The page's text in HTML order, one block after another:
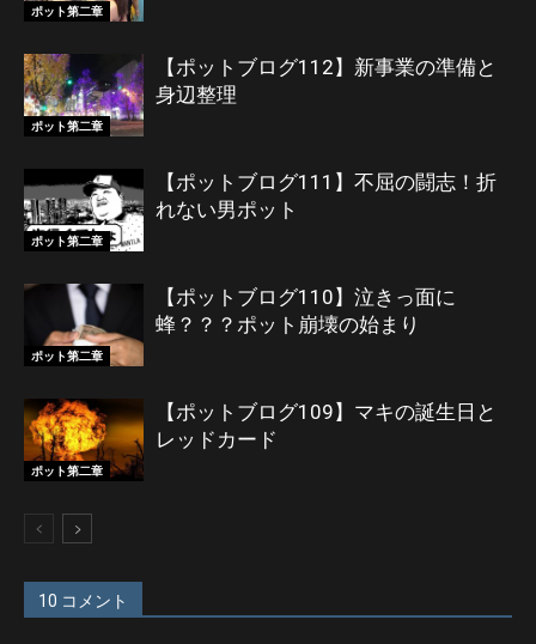
ポット第二章
ポット第二章
【ポットブログ112】新事業の準備と
身辺整理
ポット第二章
【ポットブログ111】不屈の闘志！折
れない男ポット
ポット第二章
【ポットブログ110】泣きっ面に
蜂？？？ポット崩壊の始まり
ポット第二章
【ポットブログ109】マキの誕生日と
レッドカード
10 コメント